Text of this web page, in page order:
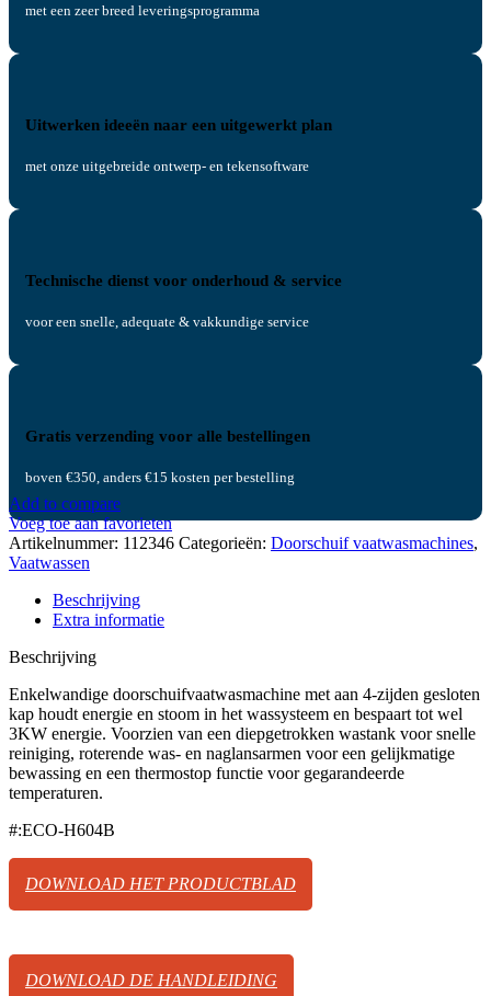
met een zeer breed leveringsprogramma
Uitwerken ideeën naar een uitgewerkt plan
met onze uitgebreide ontwerp- en tekensoftware
Technische dienst voor onderhoud & service
voor een snelle, adequate & vakkundige service
Gratis verzending voor alle bestellingen
boven €350, anders €15 kosten per bestelling
Add to compare
Voeg toe aan favorieten
Artikelnummer: 112346 Categorieën: Doorschuif vaatwasmachines,
Vaatwassen
Beschrijving
Extra informatie
Beschrijving
Enkelwandige doorschuifvaatwasmachine met aan 4-zijden gesloten
kap houdt energie en stoom in het wassysteem en bespaart tot wel
3KW energie. Voorzien van een diepgetrokken wastank voor snelle
reiniging, roterende was- en naglansarmen voor een gelijkmatige
bewassing en een thermostop functie voor gegarandeerde
temperaturen.
#:ECO-H604B
DOWNLOAD HET PRODUCTBLAD
DOWNLOAD DE HANDLEIDING